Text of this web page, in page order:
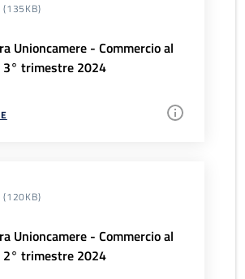
(135KB)
Unioncamere - Commercio al
trimestre 2024
(120KB)
Unioncamere - Commercio al
trimestre 2024